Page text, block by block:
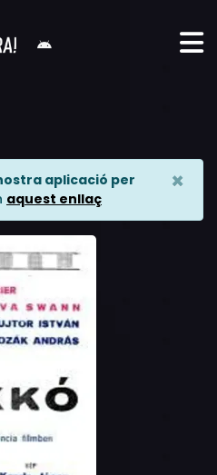
aplicació per
aquest enllaç
×